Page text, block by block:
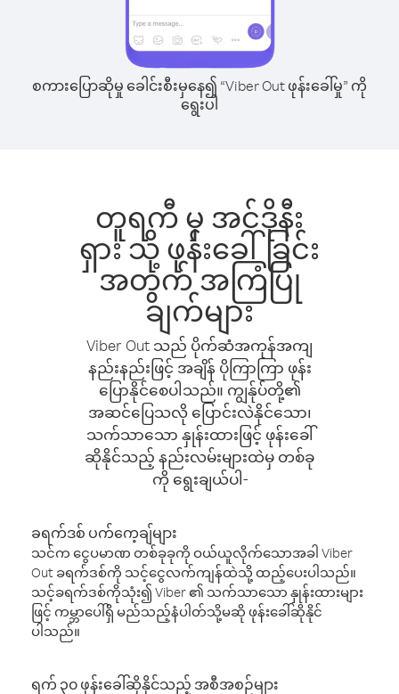
စကားပြောဆိုမှု ခေါင်းစီးမှနေ၍ “Viber Out ဖုန်းခေါ်မှု” ကို
ရွေးပါ
တူရကီ မှ အင်ဒိုနီး
ရှား သို့ ဖုန်းခေါ်ခြင်း
အတွက် အကြံပြု
ချက်များ
Viber Out သည် ပိုက်ဆံအကုန်အကျ
နည်းနည်းဖြင့် အချိန် ပိုကြာကြာ ဖုန်း
ပြောနိုင်စေပါသည်။ ကျွန်ုပ်တို့၏
အဆင်ပြေသလို ပြောင်းလဲနိုင်သော၊
သက်သာသော နှုန်းထားဖြင့် ဖုန်းခေါ်
ဆိုနိုင်သည့် နည်းလမ်းများထဲမှ တစ်ခု
ကို ရွေးချယ်ပါ-
ခရက်ဒစ် ပက်ကေ့ချ်များ
သင်က ငွေပမာဏ တစ်ခုခုကို ဝယ်ယူလိုက်သောအခါ Viber
Out ခရက်ဒစ်ကို သင့်ငွေလက်ကျန်ထဲသို့ ထည့်ပေးပါသည်။
သင့်ခရက်ဒစ်ကိုသုံး၍ Viber ၏ သက်သာသော နှုန်းထားများ
ဖြင့် ကမ္ဘာပေါ်ရှိ မည်သည့်နံပါတ်သို့မဆို ဖုန်းခေါ်ဆိုနိုင်
ပါသည်။
ရက် ၃၀ ဖုန်းခေါ်ဆိုနိုင်သည့် အစီအစဉ်များ